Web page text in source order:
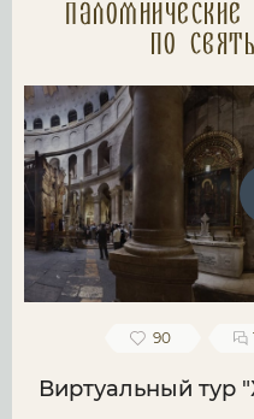
по
90
Виртуальный тур